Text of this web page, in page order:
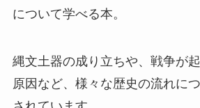
について学べる本。
縄文土器の成り立ちや、戦争が
原因など、様々な歴史の流れに